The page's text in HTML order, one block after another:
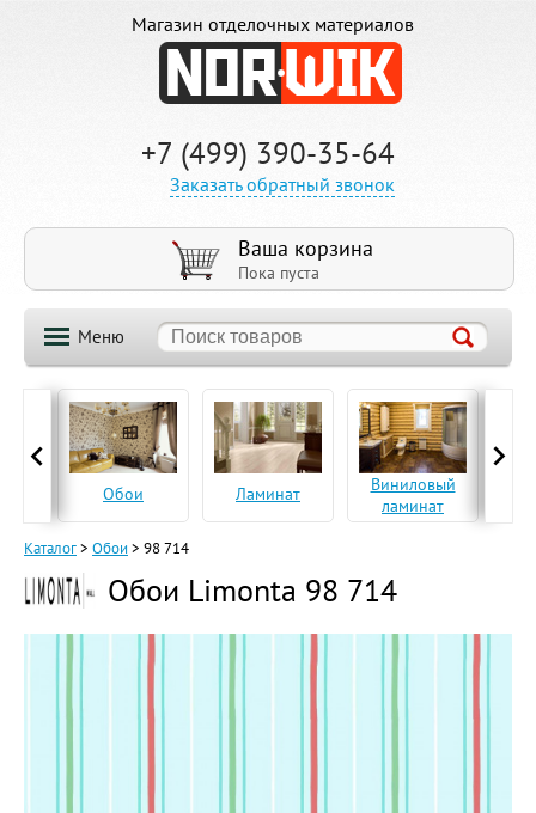
Магазин отделочных материалов
+7 (499) 390-35-64
Заказать обратный звонок
Ваша корзина
Пока пуста
Меню
Обои Ламинат
Виниловый
ламинат
Каталог> Обои> 98 714
Обои Limonta 98 714